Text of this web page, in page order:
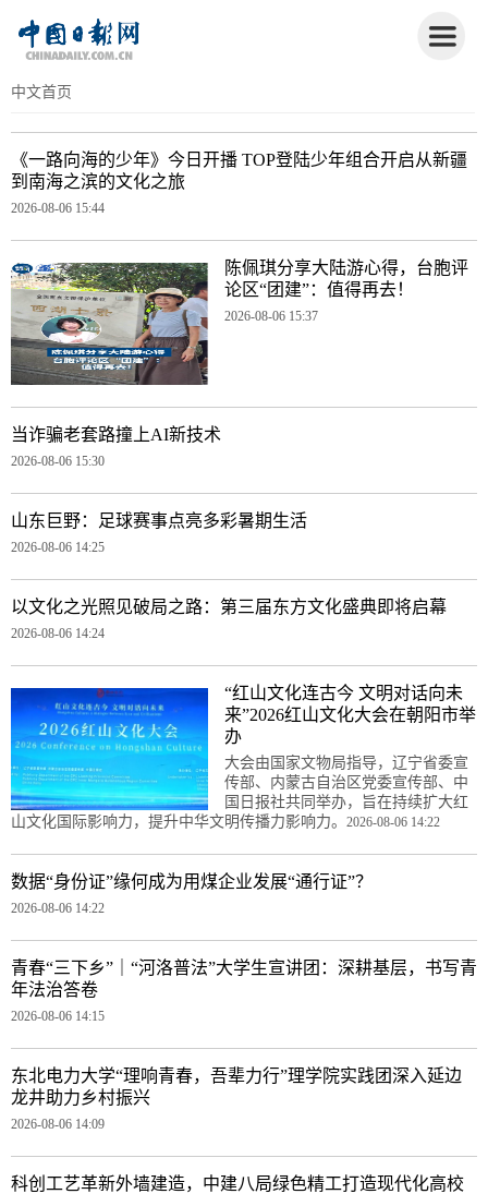
中文首页
《一路向海的少年》今日开播 TOP登陆少年组合开启从新疆
到南海之滨的文化之旅
2026-08-06 15:44
陈佩琪分享大陆游心得，台胞评
论区“团建”：值得再去！
2026-08-06 15:37
当诈骗老套路撞上AI新技术
2026-08-06 15:30
山东巨野：足球赛事点亮多彩暑期生活
2026-08-06 14:25
以文化之光照见破局之路：第三届东方文化盛典即将启幕
2026-08-06 14:24
“红山文化连古今 文明对话向未
来”2026红山文化大会在朝阳市举
办
大会由国家文物局指导，辽宁省委宣
传部、内蒙古自治区党委宣传部、中
国日报社共同举办，旨在持续扩大红
山文化国际影响力，提升中华文明传播力影响力。 2026-08-06 14:22
数据“身份证”缘何成为用煤企业发展“通行证”？
2026-08-06 14:22
青春“三下乡”｜“河洛普法”大学生宣讲团：深耕基层，书写青
年法治答卷
2026-08-06 14:15
东北电力大学“理响青春，吾辈力行”理学院实践团深入延边
龙井助力乡村振兴
2026-08-06 14:09
科创工艺革新外墙建造，中建八局绿色精工打造现代化高校